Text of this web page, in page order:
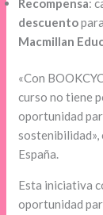
Recompensa:
descuento
Macmillan
«Con
curso no tiene
oportunidad
sostenibilidad»,
España.
Esta iniciativa
oportunidad